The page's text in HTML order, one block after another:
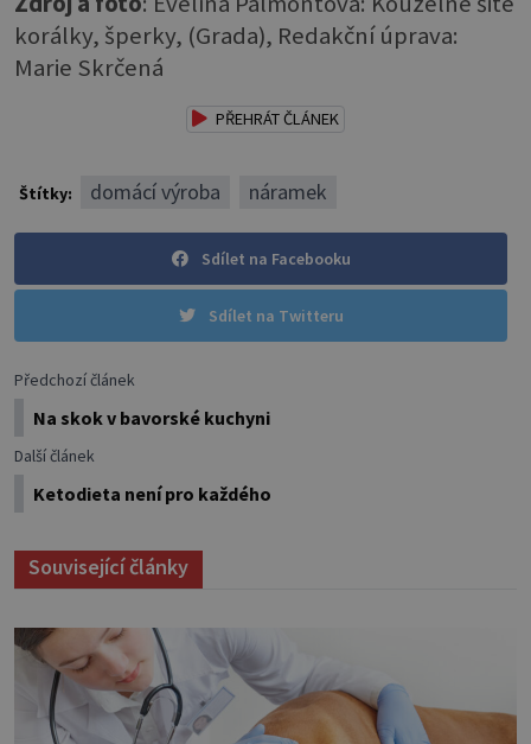
korálky, šperky, (Grada), Redakční úprava:
Marie Skrčená
PŘEHRÁT ČLÁNEK
Štítky: domácí výroba náramek
Sdílet na Facebooku
Sdílet na Twitteru
Předchozí článek
Na skok v bavorské kuchyni
Další článek
Ketodieta není pro každého
Související články